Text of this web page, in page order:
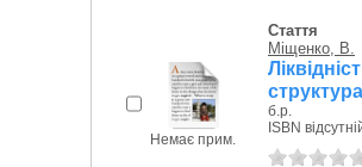
Немає прим.
Стаття
Міщенко, В.
б.р.
ISBN